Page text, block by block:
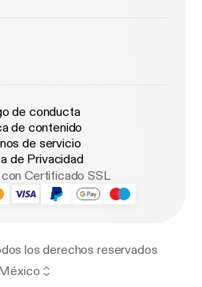
de conducta
de contenido
de servicio
de Privacidad
con Certificado SSL
los derechos reservados